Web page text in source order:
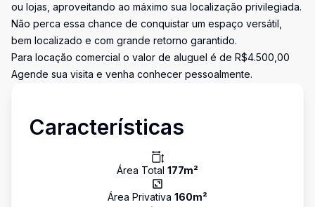
ou lojas, aproveitando ao máximo sua localização privilegiada.
Não perca essa chance de conquistar um espaço versátil,
bem localizado e com grande retorno garantido.
Para locação comercial o valor de aluguel é de R$4.500,00
Agende sua visita e venha conhecer pessoalmente.
Características
Área Total 177m²
Área Privativa 160m²